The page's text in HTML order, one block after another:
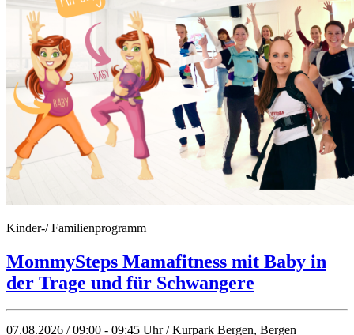
Kinder-/ Familienprogramm
MommySteps Mamafitness mit Baby in
der Trage und für Schwangere
07.08.2026 / 09:00 - 09:45 Uhr / Kurpark Bergen, Bergen